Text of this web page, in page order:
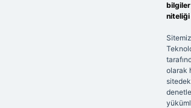
niteliği
olarak